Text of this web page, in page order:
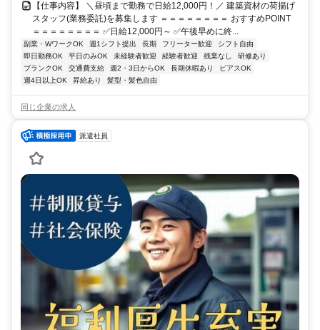
【仕事内容】 ＼昼頃まで勤務で日給12,000円！／ 建築資材の荷揚げ
スタッフ(業務委託)を募集します ＝＝＝＝＝＝＝＝ おすすめPOINT
＝＝＝＝＝＝＝＝ ✅日給12,000円～ ✅午後早めに終...
副業・WワークOK 週1シフト提出 長期 フリーター歓迎
シフト自由
即日勤務OK
平日のみOK 未経験者歓迎 経験者歓迎 残業なし
研修あり
ブランクOK
交通費支給 週2・3日からOK 長期休暇あり
ピアスOK
週4日以上OK
昇給あり 髪型・髪色自由
同じ企業の求人
派遣社員